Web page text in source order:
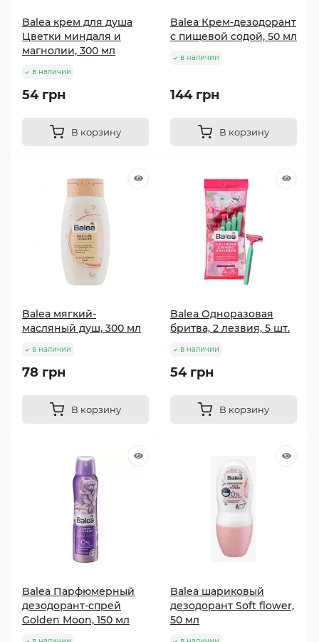
Balea крем для душа
Цветки миндаля и
магнолии, 300 мл
в наличии
54 грн
В корзину
Balea Крем-дезодорант
с пищевой содой, 50 мл
в наличии
144 грн
В корзину
Balea мягкий-
масляный душ, 300 мл
в наличии
78 грн
В корзину
Balea Одноразовая
бритва, 2 лезвия, 5 шт.
в наличии
54 грн
В корзину
Balea Парфюмерный
дезодорант-спрей
Golden Moon, 150 мл
Balea шариковый
дезодорант Soft flower,
50 мл